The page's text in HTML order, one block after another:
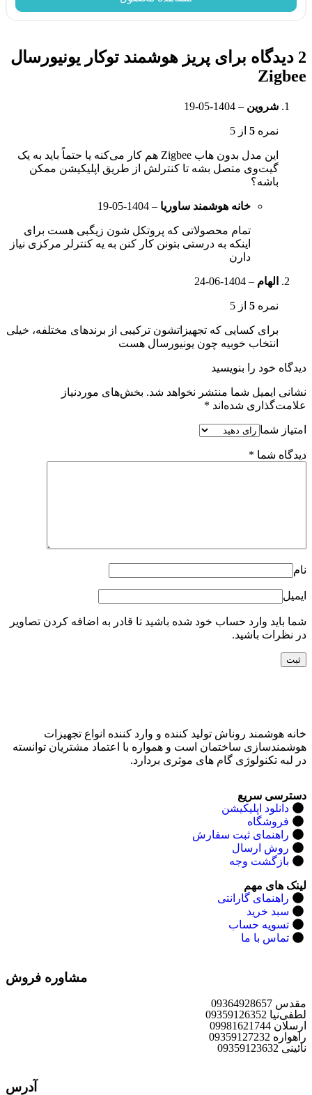
2 دیدگاه برای
پریز هوشمند توکار یونیورسال
Zigbee
شروین –
1404-05-19
نمره 5 از 5
این مدل بدون هاب Zigbee هم کار می‌کنه یا حتماً باید به یک
گیت‌وی متصل بشه تا کنترلش از طریق اپلیکیشن ممکن
باشه؟
خانه هوشمند ساوریا –
1404-05-19
تمام محصولاتی که پروتکل شون زیگبی هست برای
اینکه به درستی بتونن کار کنن به یه کنترلر مرکزی نیاز
دارن
الهام –
1404-06-24
نمره 5 از 5
برای کسایی که تجهیزاتشون ترکیبی از برندهای مختلفه، خیلی
انتخاب خوبیه چون یونیورسال هست
دیدگاه خود را بنویسید
نشانی ایمیل شما منتشر نخواهد شد. بخش‌های موردنیاز
علامت‌گذاری شده‌اند *
امتیاز شما
دیدگاه شما *
نام
ایمیل
شما باید وارد حساب خود شده باشید تا قادر به اضافه کردن تصاویر
در نظرات باشید.
خانه هوشمند روناش تولید کننده و وارد کننده انواع تجهیزات
هوشمندسازی ساختمان است و همواره با اعتماد مشتریان توانسته
در لبه تکنولوژی گام های موثری بردارد.
دسترسی سریع
دانلود اپلیکیشن
فروشگاه
راهنمای ثبت سفارش
روش ارسال
بازگشت وجه
لینک های مهم
راهنمای گارانتی
سبد خرید
تسویه حساب
تماس با ما
مشاوره فروش
مقدس 09364928657
لطفی‌نیا 09359126352
ارسلان 09981621744
راهواره 09359127232
نائینی 09359123632
آدرس